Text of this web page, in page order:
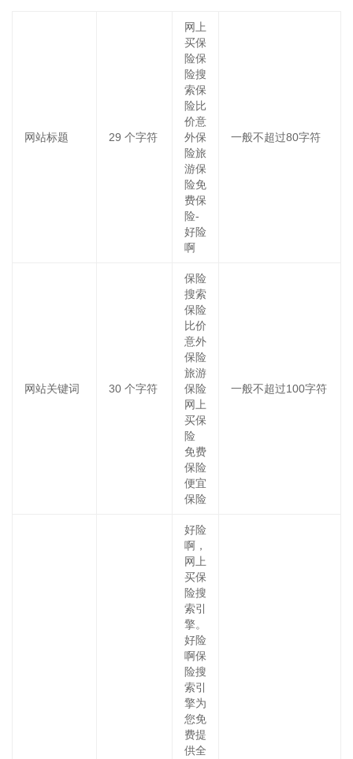
网站标题 29 个字符
网上
买保
险保
险搜
索保
险比
价意
外保
险旅
游保
险免
费保
险-
好险
啊
一般不超过80字符
网站关键词 30 个字符
保险
搜索
保险
比价
意外
保险
旅游
保险
网上
买保
险
免费
保险
便宜
保险
一般不超过100字符
好险
啊，
网上
买保
险搜
索引
擎。
好险
啊保
险搜
索引
擎为
您免
费提
供全